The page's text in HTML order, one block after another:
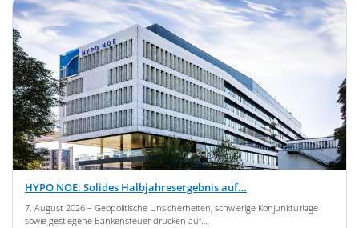
HYPO NOE: Solides Halbjahresergebnis auf…
7. August 2026 – Geopolitische Unsicherheiten, schwierige Konjunkturlage
sowie gestiegene Bankensteuer drücken auf…